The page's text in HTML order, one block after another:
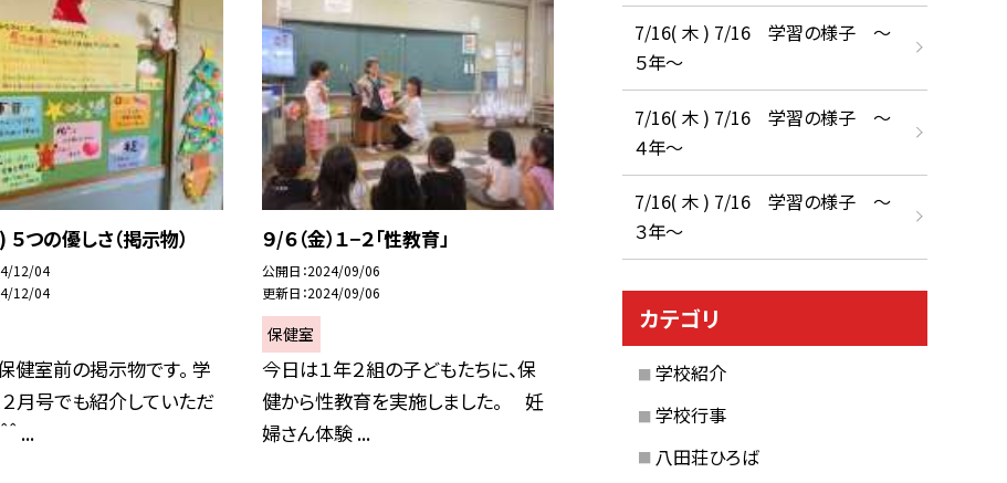
つの優しさ（掲示物）
12/04
12/04
健室前の掲示物です。 学
月号でも紹介していただ
...
９/６（金）１−２「性教育」
公開日 2024/09/06
更新日 2024/09/06
保健室
今日は１年２組の子どもたちに、保
健から性教育を実施しました。 妊
婦さん体験 ...
7/16( 木 ) 7/16 学習の様子 ～
５年～
7/16( 木 ) 7/16 学習の様子 ～
４年～
7/16( 木 ) 7/16 学習の様子 ～
３年～
カテゴリ
学校紹介
学校行事
八田荘ひろば